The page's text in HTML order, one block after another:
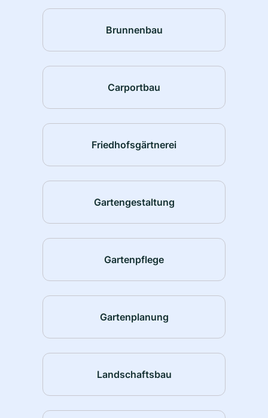
Brunnenbau
Carportbau
Friedhofsgärtnerei
Gartengestaltung
Gartenpflege
Gartenplanung
Landschaftsbau